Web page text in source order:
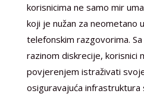
korisnicima ne samo mir
koji je nužan za neometano
telefonskim razgovorima.
razinom diskrecije, korisnici
povjerenjem istraživati
osiguravajuća